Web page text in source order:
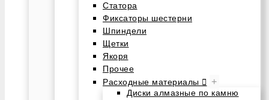
Статора
Фиксаторы шестерни
Шпиндели
Щетки
Якоря
Прочее
Расходные материалы
+
Диски алмазные по камню